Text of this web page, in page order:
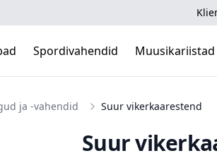
Spordivahendid Muusikariistad
ja -vahendid Suur vikerkaarestend
Suur